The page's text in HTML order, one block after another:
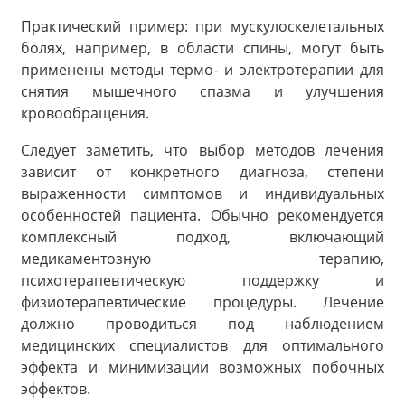
Практический пример: при мускулоскелетальных
болях, например, в области спины, могут быть
применены методы термо- и электротерапии для
снятия мышечного спазма и улучшения
кровообращения.
Следует заметить, что выбор методов лечения
зависит от конкретного диагноза, степени
выраженности симптомов и индивидуальных
особенностей пациента. Обычно рекомендуется
комплексный подход, включающий
медикаментозную терапию,
психотерапевтическую поддержку и
физиотерапевтические процедуры. Лечение
должно проводиться под наблюдением
медицинских специалистов для оптимального
эффекта и минимизации возможных побочных
эффектов.